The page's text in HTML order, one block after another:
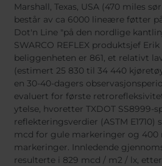
Jamaica
Moldavia
Norway
Slovenia
Switzerland
Kosovo
United States
America
Marshall, Texas, USA (470 miles
består av ca 6000 lineære føtter
Dot'n Line "på den nordlige
SWARCO REFLEX produktsjef
beliggenheten er 861, et relativt
(estimert 25 830 til 34 440
en 30-40-dagers
evaluert for første
ytelse, hvoretter TXDOT SS8999-
reflekteringsverdier (ASTM E1710)
mcd for gule markeringer og 400
markeringer. Innledende
resulterte i 829 mcd / m2 / lx,